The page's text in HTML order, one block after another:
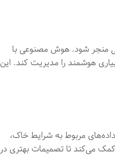
منجر شود. هوش مصنوعی با
هوشمند را مدیریت کند. این
مربوط به شرایط خاک،
کمک می‌کند تا تصمیمات بهتری در